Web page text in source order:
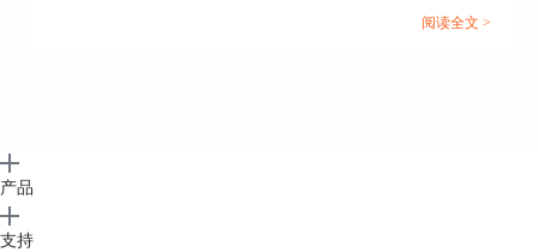
右键菜单？又如何在Vue中自定义右键菜单？这些问题都是
阅读全文 >
产品
支持